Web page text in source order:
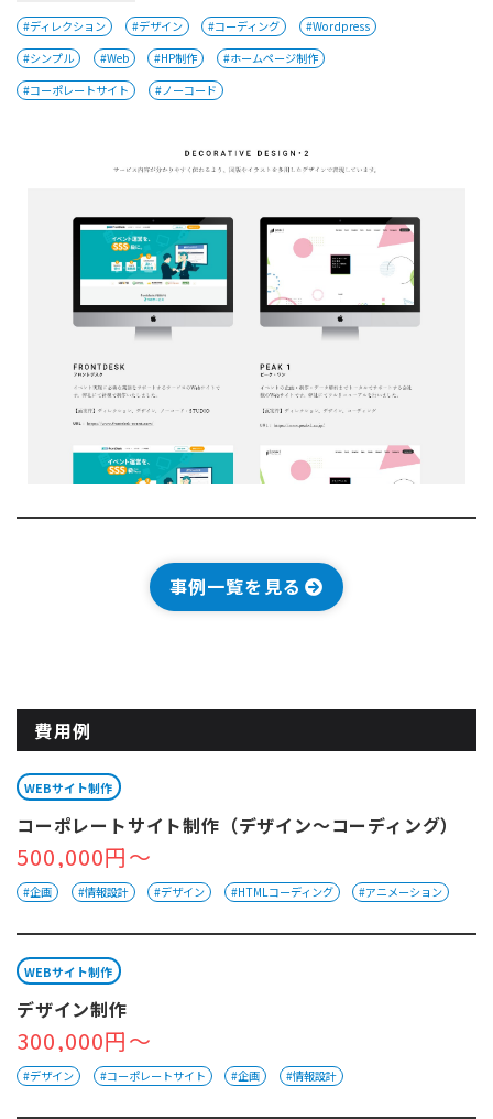
#ディレクション #デザイン #コーディング
#Wordpress
#シンプル
#Web #HP制作
#ホームページ制作
#コーポレートサイト
#ノーコード
事例一覧を見る
費用例
WEBサイト制作
コーポレートサイト制作（デザイン～コーディング）
500,000円～
#企画 #情報設計 #デザイン #HTMLコーディング #アニメーション
WEBサイト制作
デザイン制作
300,000円～
#デザイン #コーポレートサイト #企画 #情報設計